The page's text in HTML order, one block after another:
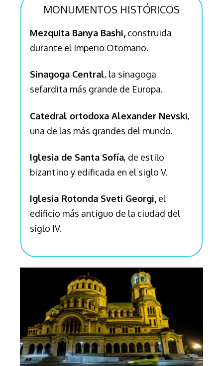
MONUMENTOS HISTÓRICOS
Mezquita Banya Bashi, construida
durante el Imperio Otomano.
Sinagoga Central, la sinagoga
sefardita más grande de Europa.
Catedral ortodoxa Alexander Nevski,
una de las más grandes del mundo.
Iglesia de Santa Sofía, de estilo
bizantino y edificada en el siglo V.
Iglesia Rotonda Sveti Georgi, el
edificio más antiguo de la ciudad del
siglo IV.